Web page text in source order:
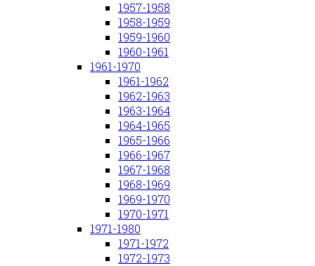
1957-1958
1958-1959
1959-1960
1960-1961
1961-1970
1961-1962
1962-1963
1963-1964
1964-1965
1965-1966
1966-1967
1967-1968
1968-1969
1969-1970
1970-1971
1971-1980
1971-1972
1972-1973